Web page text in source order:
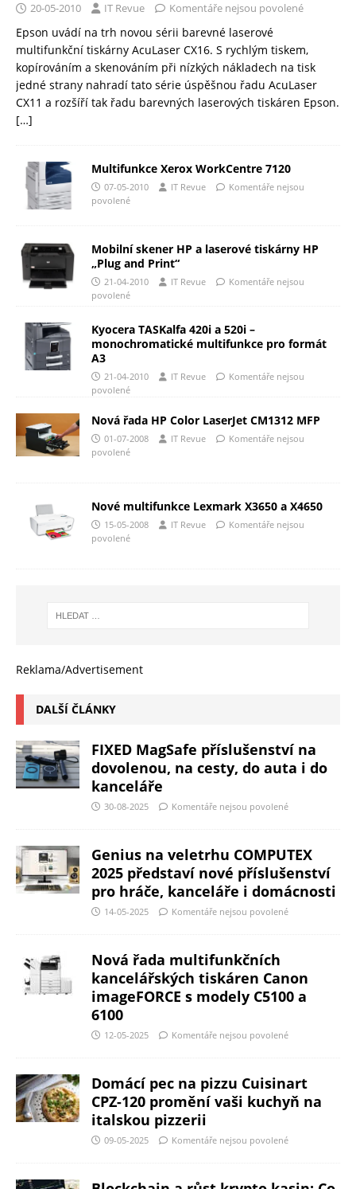
20-05-2010 IT Revue Komentáře nejsou povolené
Epson uvádí na trh novou sérii barevné laserové
multifunkční tiskárny AcuLaser CX16. S rychlým tiskem,
kopírováním a skenováním při nízkých nákladech na tisk
jedné strany nahradí tato série úspěšnou řadu AcuLaser
CX11 a rozšíří tak řadu barevných laserových tiskáren Epson.
[…]
Multifunkce Xerox WorkCentre 7120
07-05-2010 IT Revue
Komentáře nejsou
povolené
Mobilní skener HP a laserové tiskárny HP
„Plug and Print“
21-04-2010 IT Revue
Komentáře nejsou
povolené
Kyocera TASKalfa 420i a 520i –
monochromatické multifunkce pro formát
A3
21-04-2010 IT Revue
Komentáře nejsou
povolené
Nová řada HP Color LaserJet CM1312 MFP
01-07-2008 IT Revue
Komentáře nejsou
povolené
Nové multifunkce Lexmark X3650 a X4650
15-05-2008 IT Revue
Komentáře nejsou
povolené
Reklama/Advertisement
DALŠÍ ČLÁNKY
FIXED MagSafe příslušenství na
dovolenou, na cesty, do auta i do
kanceláře
30-08-2025 Komentáře nejsou povolené
Genius na veletrhu COMPUTEX
2025 představí nové příslušenství
pro hráče, kanceláře i domácnosti
14-05-2025 Komentáře nejsou povolené
Nová řada multifunkčních
kancelářských tiskáren Canon
imageFORCE s modely C5100 a
6100
12-05-2025 Komentáře nejsou povolené
Domácí pec na pizzu Cuisinart
CPZ-120 promění vaši kuchyň na
italskou pizzerii
09-05-2025 Komentáře nejsou povolené